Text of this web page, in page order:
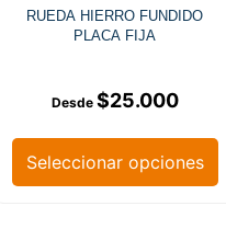
RUEDA HIERRO FUNDIDO
PLACA FIJA
$25.000
Seleccionar opciones